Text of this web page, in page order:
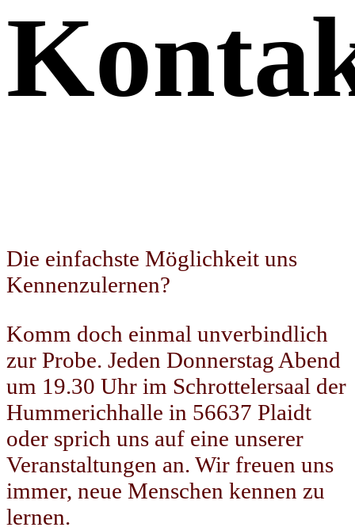
Die einfachste Möglichkeit uns
Kennenzulernen?
Komm doch einmal unverbindlich
zur Probe. Jeden Donnerstag Abend
um 19.30 Uhr im Schrottelersaal der
Hummerichhalle in 56637 Plaidt
oder sprich uns auf eine unserer
Veranstaltungen an. Wir freuen uns
immer, neue Menschen kennen zu
lernen.